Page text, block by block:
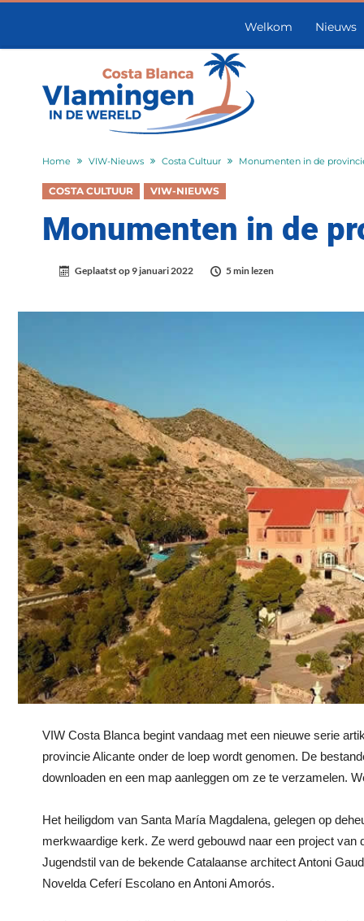
Welkom Nieuws
Home VIW-Nieuws Costa Cultuur Monumenten in de
COSTA CULTUUR VIW-NIEUWS
Monumenten in de
Geplaatst op9 januari 2022 5 min lezen
VIW Costa Blanca begint vandaag met een nieuwe serie
provincie Alicante onder de loep wordt genomen. De
downloaden en een map aanleggen om ze te verzamelen.
Het heiligdom van Santa María Magdalena, gelegen op
merkwaardige kerk. Ze werd gebouwd naar een project
Jugendstil van de bekende Catalaanse architect Antoni
Novelda Ceferí Escolano en Antoni Amorós.